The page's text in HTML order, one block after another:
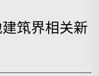
筑界相关新